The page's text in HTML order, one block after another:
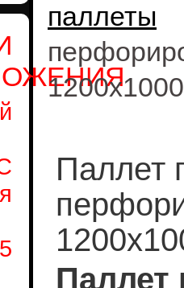
паллеты
Паллет
Паллет